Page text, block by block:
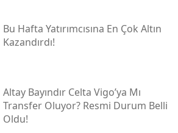
Bu Hafta Yatırımcısına En Çok Altın
Kazandırdı!
Altay Bayındır Celta Vigo’ya Mı
Transfer Oluyor? Resmi Durum Belli
Oldu!